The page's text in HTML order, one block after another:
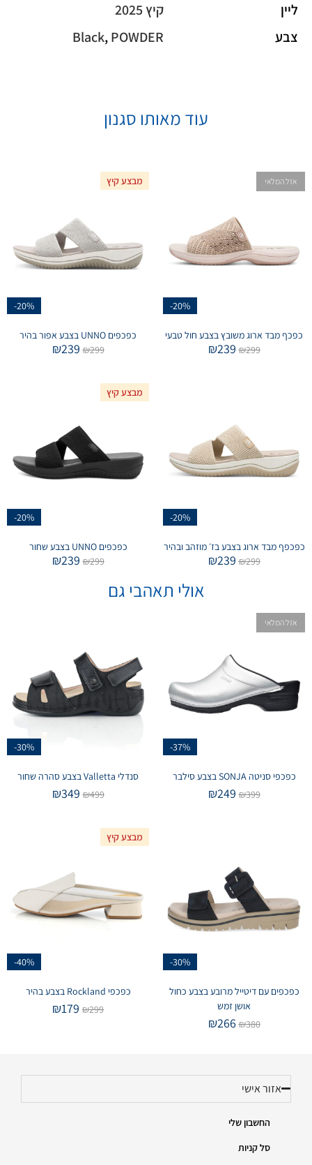
ליין
קיץ 2025
צבע
Black,POWDER
עוד מאותו סגנון
-20%
אזל המלאי
כפכף מבד ארוג משובץ בצבע חול טבעי
₪299
₪239
מבצע קיץ
-20%
כפכפים UNNO בצבע אפור בהיר
₪299
₪239
-20%
כפכפף מבד ארוג בצבע בז׳ מוזהב ובהיר
₪299
₪239
מבצע קיץ
-20%
כפכפים UNNO בצבע שחור
₪299
₪239
אולי תאהבי גם
-37%
אזל המלאי
כפכפי סניטה SONJA בצבע סילבר
₪399
₪249
-30%
סנדלי Valletta בצבע סהרה שחור
₪499
₪349
-30%
כפכפים עם דיטייל מרובע בצבע כחול
אושן זמש
₪380
₪266
מבצע קיץ
-40%
כפכפי Rockland בצבע בהיר
₪299
₪179
אזור אישי
החשבון שלי
סל קניות